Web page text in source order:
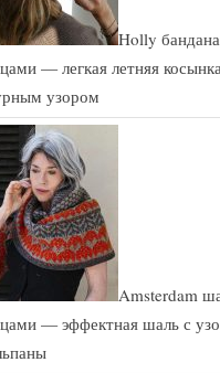
Holly бандана
— легкая летняя
узором
Amsterdam
— эффектная шаль с